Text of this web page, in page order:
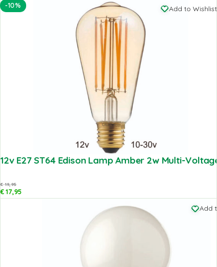
-10%
Add to Wishlist
12v E27 ST64 Edison Lamp Amber 2w Multi-
€19,95
€17,95
Add